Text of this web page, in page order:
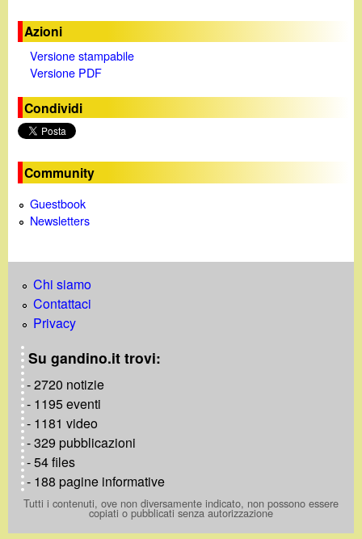
Azioni
Versione stampabile
Versione PDF
Condividi
Community
Guestbook
Newsletters
Chi siamo
Contattaci
Privacy
Su gandino.it trovi:
- 2720 notizie
- 1195 eventi
- 1181 video
- 329 pubblicazioni
- 54 files
- 188 pagine informative
Tutti i contenuti, ove non diversamente indicato, non possono essere
copiati o pubblicati senza autorizzazione